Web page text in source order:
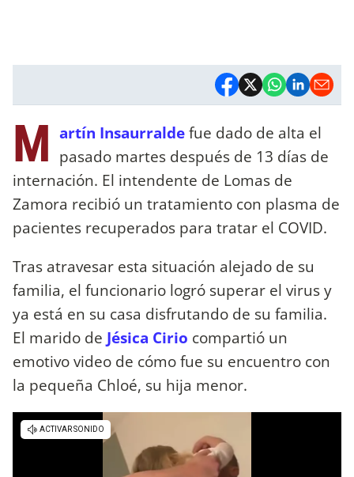
M artín Insaurraldefue dado de alta el
pasado martes después de 13 días de
internación. El intendente de Lomas de
Zamora recibió un tratamiento con plasma de
pacientes recuperados para tratar el COVID.
Tras atravesar esta situación alejado de su
familia, el funcionario logró superar el virus y
ya está en su casa disfrutando de su familia.
El marido de Jésica Cirio compartió un
emotivo video de cómo fue su encuentro con
la pequeña Chloé, su hija menor.